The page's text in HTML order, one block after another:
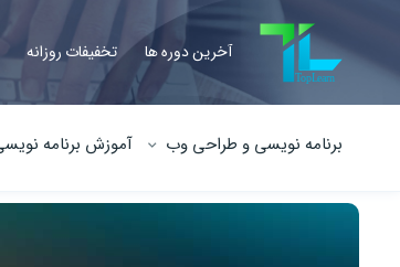
آخرین دوره ها تخفیفات روزانه
برنامه نویسی و طراحی وب آموزش برنامه